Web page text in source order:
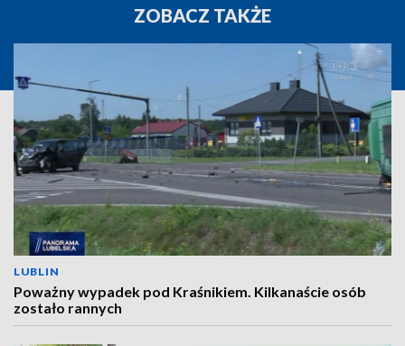
ZOBACZ TAKŻE
LUBLIN
Poważny wypadek pod Kraśnikiem. Kilkanaście osób
zostało rannych